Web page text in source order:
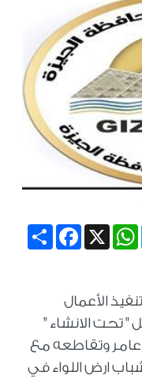
Share
Facebook X
WhatsApp
الأعمال
" تحت الانشاء "
عامر وتقاطعه مع
شباب ارض اللواء في